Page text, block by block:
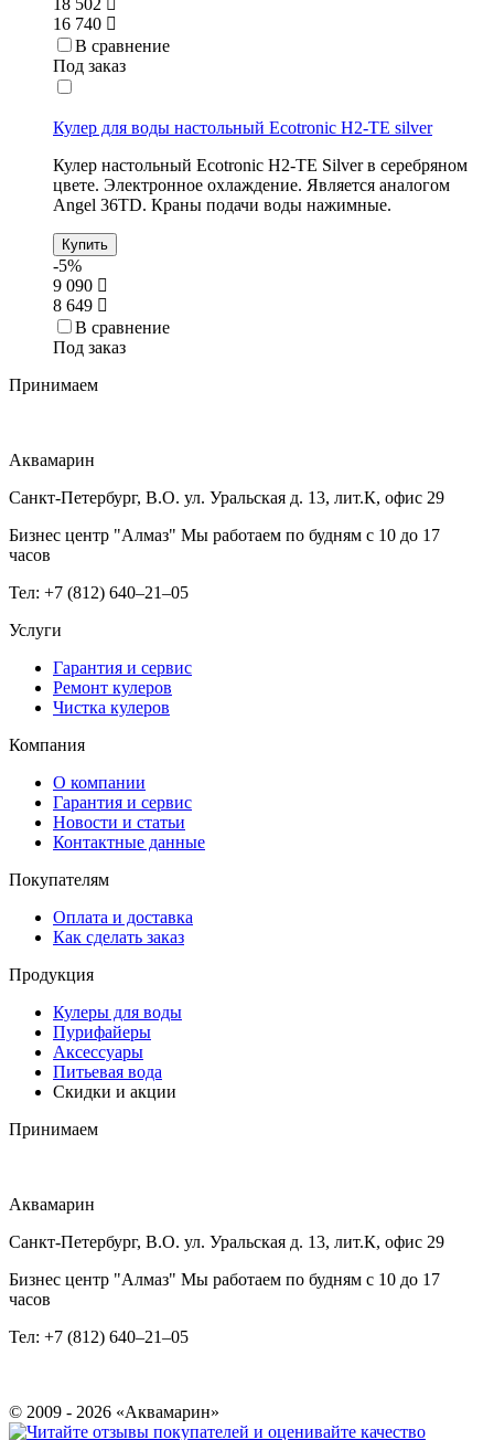
18 502
16 740
В сравнение
Под заказ
Кулер для воды настольный Ecotronic H2-TE silver
Кулер настольный Ecotronic H2-TE Silver в серебряном
цвете. Электронное охлаждение. Является аналогом
Angel 36TD. Краны подачи воды нажимные.
Купить
-5%
9 090
8 649
В сравнение
Под заказ
Принимаем
Аквамарин
Санкт-Петербург, В.О. ул. Уральская д. 13, лит.К, офис 29
Бизнес центр "Алмаз" Мы работаем по будням с 10 до 17
часов
Тел: +7 (812) 640–21–05
Услуги
Гарантия и сервис
Ремонт кулеров
Чистка кулеров
Компания
О компании
Гарантия и сервис
Новости и статьи
Контактные данные
Покупателям
Оплата и доставка
Как сделать заказ
Продукция
Кулеры для воды
Пурифайеры
Аксессуары
Питьевая вода
Скидки и акции
Принимаем
Аквамарин
Санкт-Петербург, В.О. ул. Уральская д. 13, лит.К, офис 29
Бизнес центр "Алмаз" Мы работаем по будням с 10 до 17
часов
Тел: +7 (812) 640–21–05
© 2009 - 2026 «Аквамарин»